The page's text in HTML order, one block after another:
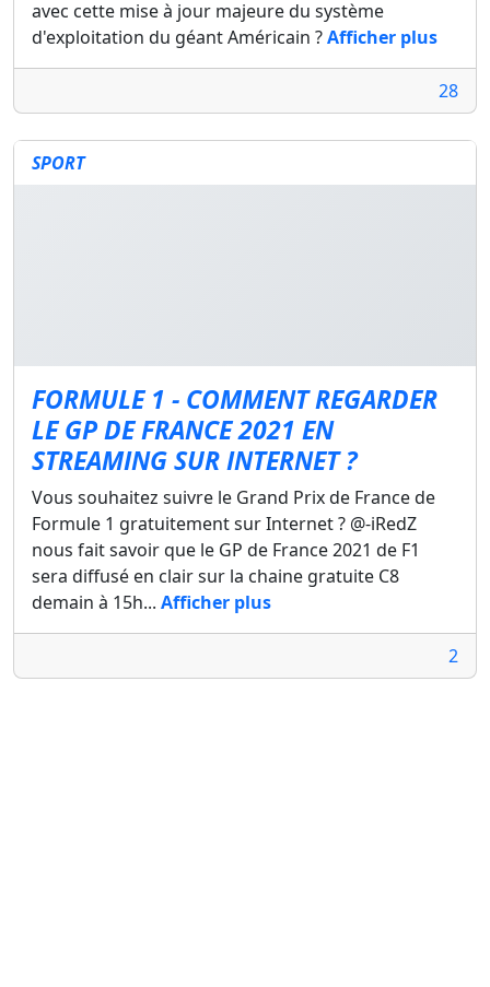
avec cette mise à jour majeure du système
d'exploitation du géant Américain ?Afficher plus
28
SPORT
FORMULE 1 - COMMENT REGARDER
LE GP DE FRANCE 2021 EN
STREAMING SUR INTERNET ?
Vous souhaitez suivre le Grand Prix de France de
Formule 1 gratuitement sur Internet ? @-iRedZ
nous fait savoir que le GP de France 2021 de F1
sera diffusé en clair sur la chaine gratuite C8
demain à 15h... Afficher plus
2